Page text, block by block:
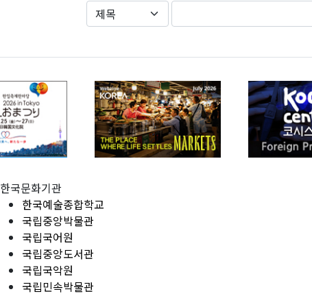
한국문화기관
한국예술종합학교
국립중앙박물관
국립국어원
국립중앙도서관
국립국악원
국립민속박물관